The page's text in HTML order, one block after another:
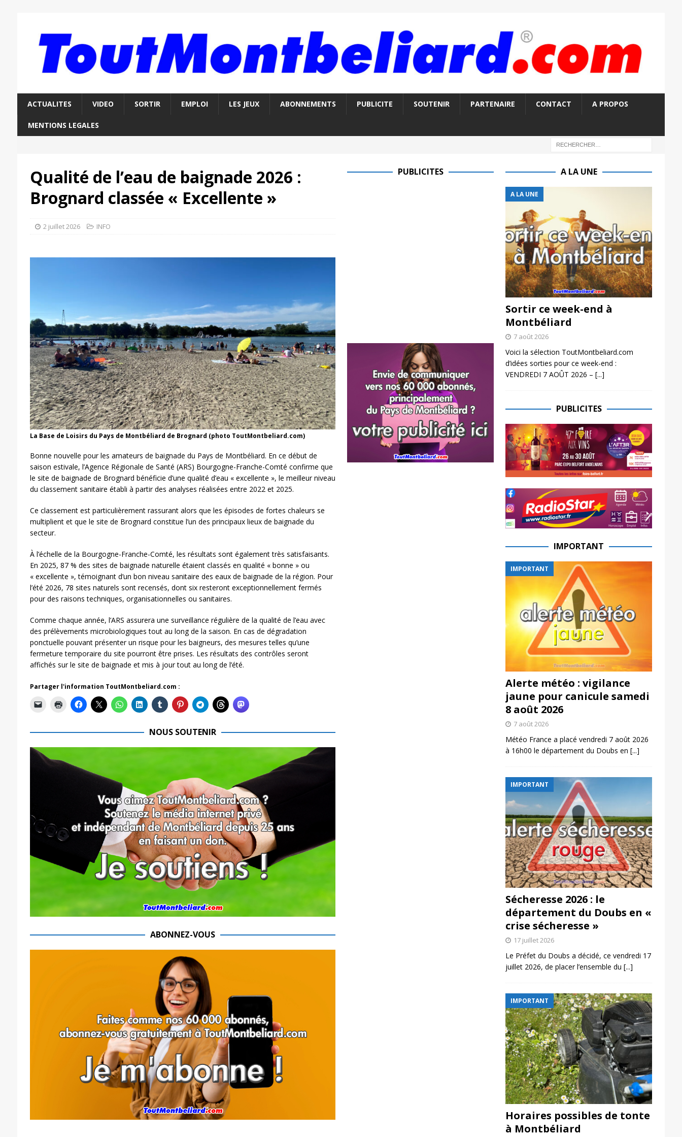
ACTUALITES VIDEO SORTIR EMPLOI LES JEUX ABONNEMENTS PUBLICITE SOUTENIR PARTENAIRE CONTACT A PROPOS
MENTIONS LEGALES
Qualité de l’eau de baignade 2026 :
Brognard classée « Excellente »
2 juillet 2026 INFO
La Base de Loisirs du Pays de Montbéliard de Brognard (photo ToutMontbeliard.com)
Bonne nouvelle pour les amateurs de baignade du Pays de Montbéliard. En ce début de
saison estivale, l’Agence Régionale de Santé (ARS) Bourgogne-Franche-Comté confirme que
le site de baignade de Brognard bénéficie d’une qualité d’eau « excellente », le meilleur niveau
du classement sanitaire établi à partir des analyses réalisées entre 2022 et 2025.
Ce classement est particulièrement rassurant alors que les épisodes de fortes chaleurs se
multiplient et que le site de Brognard constitue l’un des principaux lieux de baignade du
secteur.
À l’échelle de la Bourgogne-Franche-Comté, les résultats sont également très satisfaisants.
En 2025, 87 % des sites de baignade naturelle étaient classés en qualité « bonne » ou
« excellente », témoignant d’un bon niveau sanitaire des eaux de baignade de la région. Pour
l’été 2026, 78 sites naturels sont recensés, dont six resteront exceptionnellement fermés
pour des raisons techniques, organisationnelles ou sanitaires.
Comme chaque année, l’ARS assurera une surveillance régulière de la qualité de l’eau avec
des prélèvements microbiologiques tout au long de la saison. En cas de dégradation
ponctuelle pouvant présenter un risque pour les baigneurs, des mesures telles qu’une
fermeture temporaire du site pourront être prises. Les résultats des contrôles seront
affichés sur le site de baignade et mis à jour tout au long de l’été.
Partager l'information ToutMontbeliard.com :
NOUS SOUTENIR
ABONNEZ-VOUS
PUBLICITES A LA UNE
A LA UNE
Sortir ce week-end à
Montbéliard
7 août 2026
Voici la sélection ToutMontbeliard.com
d’idées sorties pour ce week-end :
VENDREDI 7 AOÛT 2026 – [...]
PUBLICITES
IMPORTANT
IMPORTANT
Alerte météo : vigilance
jaune pour canicule samedi
8 août 2026
7 août 2026
Météo France a placé vendredi 7 août 2026
à 16h00 le département du Doubs en [...]
IMPORTANT
Sécheresse 2026 : le
département du Doubs en «
crise sécheresse »
17 juillet 2026
Le Préfet du Doubs a décidé, ce vendredi 17
juillet 2026, de placer l’ensemble du [...]
IMPORTANT
Horaires possibles de tonte
à Montbéliard